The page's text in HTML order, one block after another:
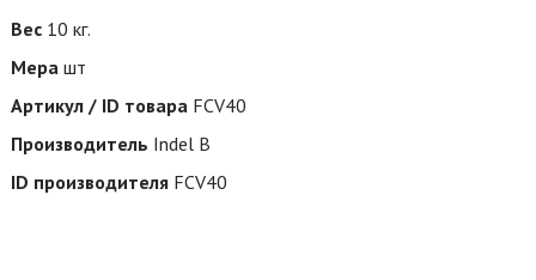
Вес 10 кг.
Мера шт
Артикул / ID товара FCV40
Производитель Indel B
ID производителя FCV40